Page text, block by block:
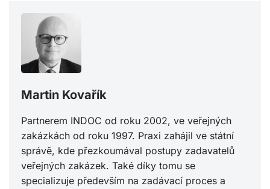
Martin Kovařík
Partnerem INDOC od roku 2002, ve veřejných
zakázkách od roku 1997. Praxi zahájil ve státní
správě, kde přezkoumával postupy zadavatelů
veřejných zakázek. Také díky tomu se
specializuje především na zadávací proces a